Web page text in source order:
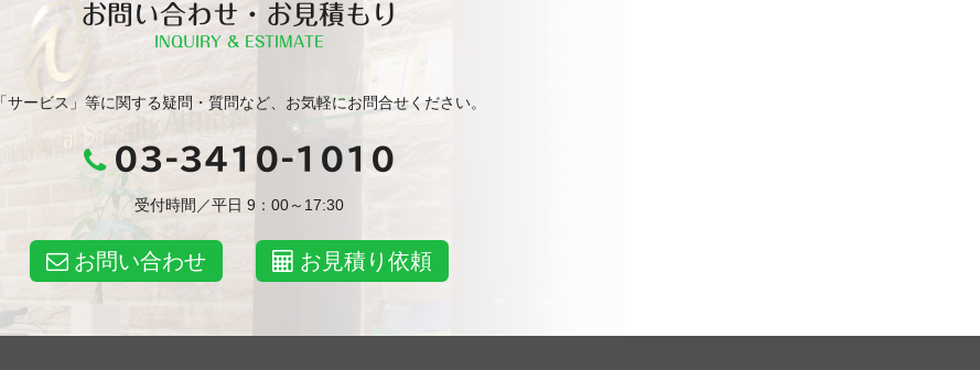
お問い合わせ・お見積もり
INQUIRY & ESTIMATE
「サービス」等に関する疑問・質問など、お気軽にお問合せください。
03-3410-1010
受付時間／平日 9：00～17:30
お問い合わせ お見積り依頼